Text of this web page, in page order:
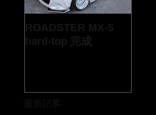
最新記事
ROADSTER MX-5
hard-top 完成